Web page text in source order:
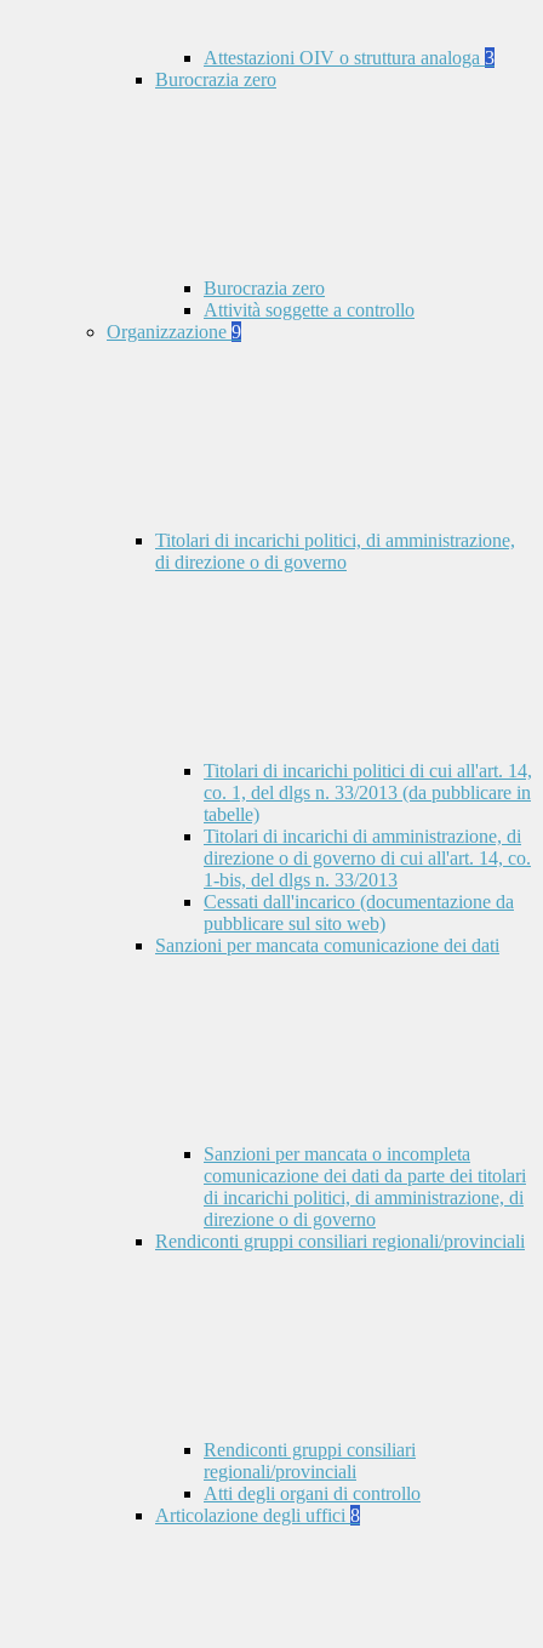
Attestazioni OIV o struttura analoga 3
Burocrazia zero
Burocrazia zero
Attività soggette a controllo
Organizzazione 9
Titolari di incarichi politici, di amministrazione,
di direzione o di governo
Titolari di incarichi politici di cui all'art. 14,
co. 1, del dlgs n. 33/2013 (da pubblicare in
tabelle)
Titolari di incarichi di amministrazione, di
direzione o di governo di cui all'art. 14, co.
1-bis, del dlgs n. 33/2013
Cessati dall'incarico (documentazione da
pubblicare sul sito web)
Sanzioni per mancata comunicazione dei dati
Sanzioni per mancata o incompleta
comunicazione dei dati da parte dei titolari
di incarichi politici, di amministrazione, di
direzione o di governo
Rendiconti gruppi consiliari regionali/provinciali
Rendiconti gruppi consiliari
regionali/provinciali
Atti degli organi di controllo
Articolazione degli uffici 8